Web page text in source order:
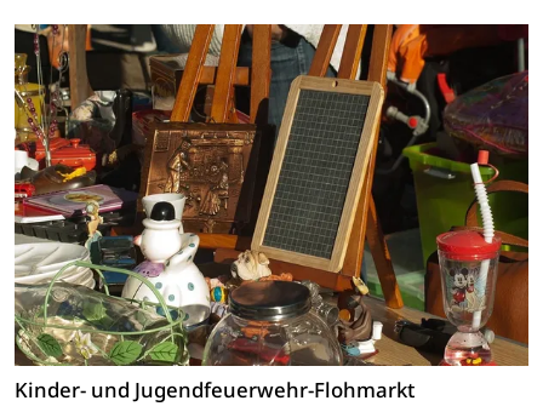
Kinder- und Jugendfeuerwehr-Flohmarkt